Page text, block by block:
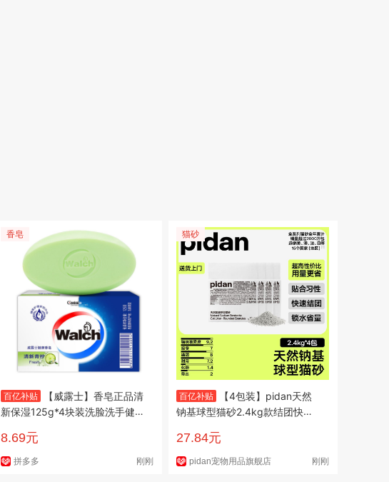
香皂
百亿补贴
【威露士】香皂正品清
新保湿125g*4块装洗脸洗手健
8.69元
拼多多 刚刚
猫砂
百亿补贴
【4包装】pidan天然
钠基球型猫砂2.4kg款结团快化
27.84元
pidan宠物用品旗舰店 刚刚